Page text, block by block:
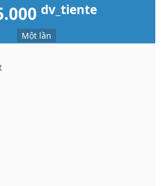
dv_tiente
Một lần